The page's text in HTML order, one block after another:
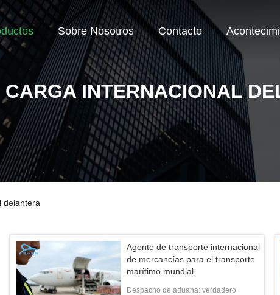
Sobre Nosotros Contacto
CARGA INTERNACIONAL
delantera
Agente de transporte internacional
de mercancías para el transporte
marítimo mundial
Despacho de aduana: verdadero